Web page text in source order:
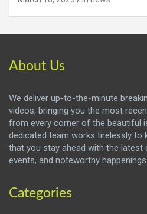
About Us
We deliver up-to-the-minute
videos, bringing you the most
from every corner of the beautiful
dedicated team works tirelessly to
that you stay ahead with the latest
events, and noteworthy
Categories